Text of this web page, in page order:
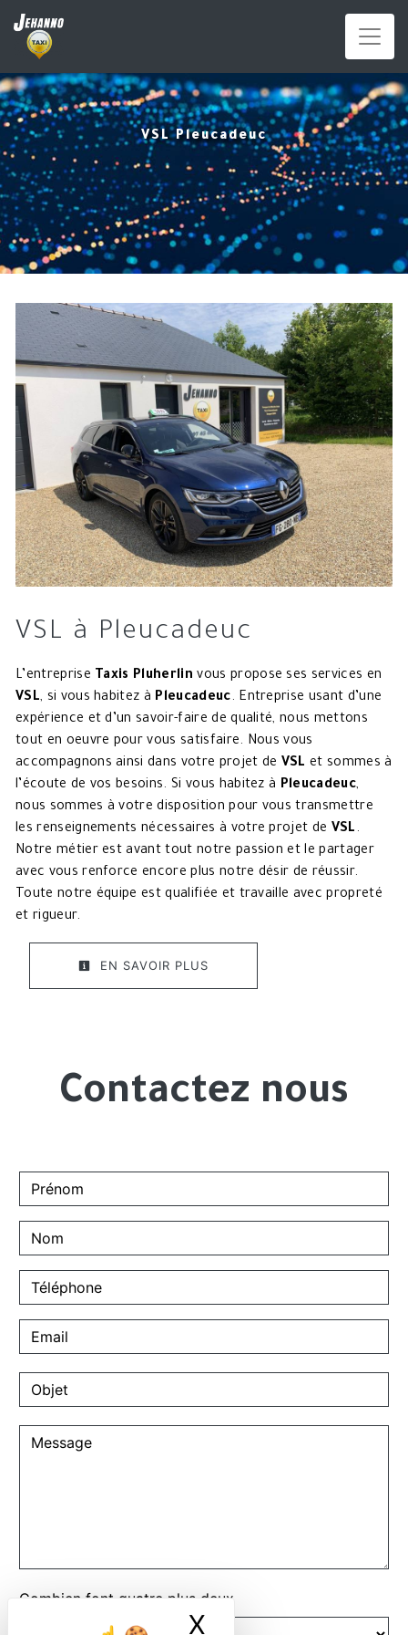
Panneau de gestion des cookies
X Masquer le
VSL Pleucadeuc
VSL à Pleucadeuc
L’entreprise Taxis Pluherlin vous propose ses services en
VSL, si vous habitez à Pleucadeuc. Entreprise usant d’une
expérience et d’un savoir-faire de qualité, nous mettons
tout en oeuvre pour vous satisfaire. Nous vous
accompagnons ainsi dans votre projet de VSL et sommes à
l’écoute de vos besoins. Si vous habitez à Pleucadeuc,
nous sommes à votre disposition pour vous transmettre
les renseignements nécessaires à votre projet de VSL .
Notre métier est avant tout notre passion et le partager
avec vous renforce encore plus notre désir de réussir.
Toute notre équipe est qualifiée et travaille avec propreté
et rigueur.
EN SAVOIR PLUS
Contactez nous
Combien font quatre plus deux